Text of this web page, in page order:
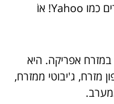
לויזה" בגוגל או במנועי חיפוש אחרים כמו Yahoo! אוֹ
במזרח אפריקה. היא
מזרח, ג'יבוטי ממזרח,